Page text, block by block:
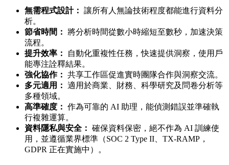
無需程式設計： 讓所有人無論技術程度都能進行資料分
析。
節省時間：
將分析時間從數小時縮短至數秒，加速決策
流程。
提升效率：
自動化重複性任務，快速提供洞察，使用戶
能專注詮釋結果。
強化協作： 共享工作區促進實時團隊合作與洞察交流。
多元適用： 適用於商業、財務、科學研究及問卷分析等
多種領域。
高準確度： 作為可靠的 AI 助理，能偵測錯誤並準確執
行複雜運算。
資料隱私與安全： 確保資料保密，絕不作為 AI 訓練使
用，並遵循業界標準（SOC 2 Type II、TX-RAMP，
GDPR 正在實施中）。